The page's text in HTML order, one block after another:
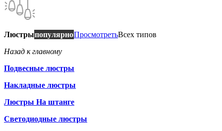
ЛюстрыпопулярноПросмотретьВсех типов
Назад к главному
Подвесные люстры
Накладные люстры
Люстры На штанге
Светодиодные люстры